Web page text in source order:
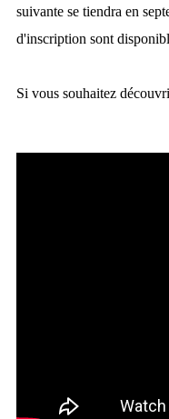
suivante se tiendra en
d'inscription sont
Si vous souhaitez